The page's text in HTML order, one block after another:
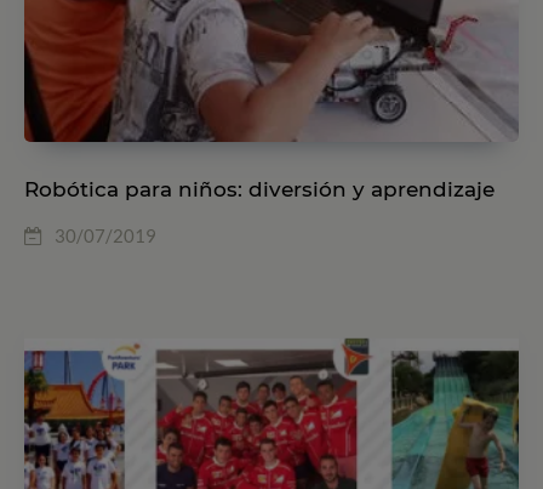
Robótica para niños: diversión y aprendizaje
30/07/2019